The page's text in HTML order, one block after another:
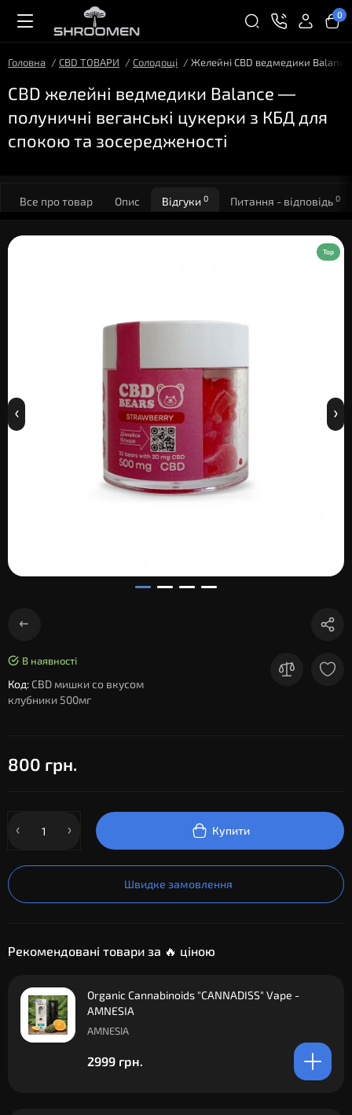
0
Головна CBD ТОВАРИ Солодощі Желейні CBD ведмедики
CBD желейні ведмедики Balance —
полуничні веганські цукерки з КБД для
спокою та зосередженості
Все про товар Опис Відгуки 0 Питання - відповідь 0
Top
В наявності
Код: CBD мишки со вкусом
клубники 500мг
800 грн.
Купити
Швидке замовлення
Рекомендовані товари за 🔥 ціною
Organic Cannabinoids "CANNADISS" Vape -
AMNESIA
AMNESIA
2999 грн.